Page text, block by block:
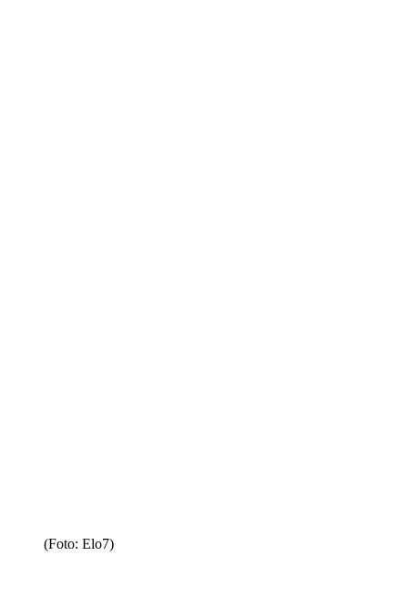
(Foto: Elo7)